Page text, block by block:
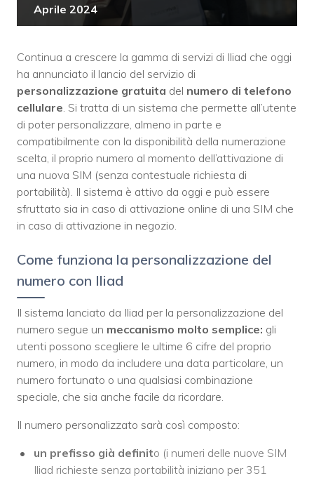
Aprile 2024
Continua a crescere la gamma di servizi di Iliad che oggi
ha annunciato il lancio del servizio di
personalizzazione gratuita del numero di telefono
cellulare . Si tratta di un sistema che permette all’utente
di poter personalizzare, almeno in parte e
compatibilmente con la disponibilità della numerazione
scelta, il proprio numero al momento dell’attivazione di
una nuova SIM (senza contestuale richiesta di
portabilità). Il sistema è attivo da oggi e può essere
sfruttato sia in caso di attivazione online di una SIM che
in caso di attivazione in negozio.
Come funziona la personalizzazione del
numero con Iliad
Il sistema lanciato da Iliad per la personalizzazione del
numero segue un meccanismo molto semplice: gli
utenti possono scegliere le ultime 6 cifre del proprio
numero, in modo da includere una data particolare, un
numero fortunato o una qualsiasi combinazione
speciale, che sia anche facile da ricordare.
Il numero personalizzato sarà così composto:
un prefisso già definito (i numeri delle nuove SIM
Iliad richieste senza portabilità iniziano per 351